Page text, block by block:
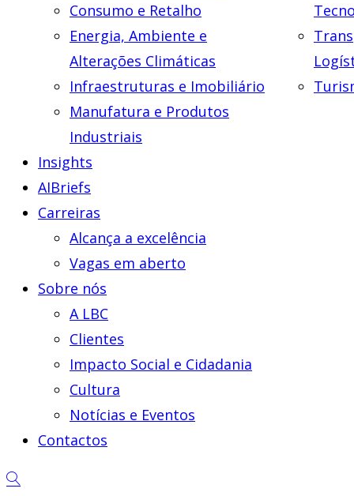
Consumo e Retalho
Energia, Ambiente e
Alterações Climáticas
Infraestruturas e Imobiliário
Manufatura e Produtos
Industriais
Insights
AIBriefs
Carreiras
Alcança a excelência
Vagas em aberto
Sobre nós
A LBC
Clientes
Impacto Social e Cidadania
Cultura
Notícias e Eventos
Contactos